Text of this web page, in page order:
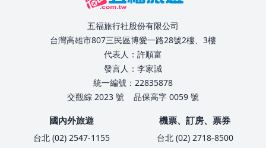
五福旅行社股份有限公司
台灣高雄市807三民區博愛一路28號2樓、3樓
代表人：許順富
發言人：李家誠
統一編號：22835878
交觀綜 2023 號
品保高字 0059 號
國內外旅遊
台北 (02) 2547-1155
機票、訂房、票券
台北 (02) 2718-8500